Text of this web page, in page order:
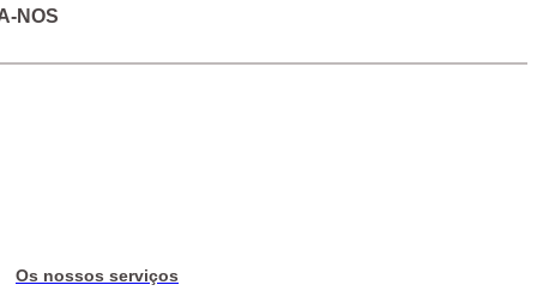
NOS
Os nossos serviços